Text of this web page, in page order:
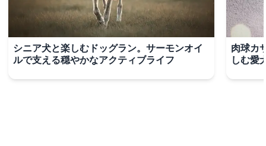
シニア犬と楽しむドッグラン。サーモンオイ
ルで支える穏やかなアクティブライフ
肉球カ
しむ愛